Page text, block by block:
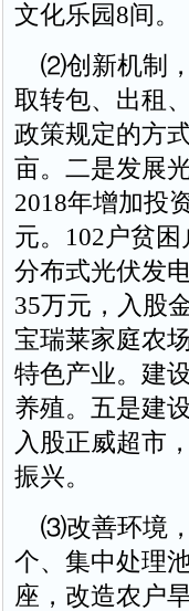
文化乐园8间。
⑵创新机制，
取转包、出租
政策规定的方
亩。二是发展
2018年增加投
元。102户贫
分布式光伏发
35万元，入股
宝瑞莱家庭农
特色产业。建
养殖。五是建
入股正威超市
振兴。
⑶改善环境，
个、集中处理
座，改造农户